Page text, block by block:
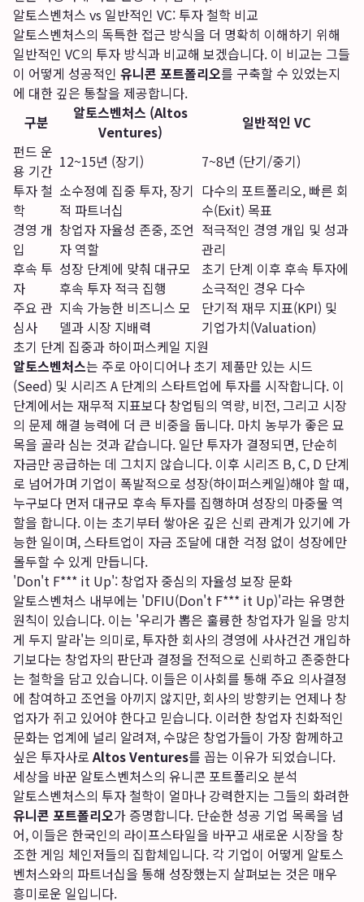
알토스벤처스 vs 일반적인 VC: 투자 철학 비교
알토스벤처스의 독특한 접근 방식을 더 명확히 이해하기 위해
일반적인 VC의 투자 방식과 비교해 보겠습니다. 이 비교는 그들
이 어떻게 성공적인 유니콘 포트폴리오를 구축할 수 있었는지
에 대한 깊은 통찰을 제공합니다.
구분
알토스벤처스 (Altos
Ventures)
일반적인 VC
펀드 운
용 기간 12~15년 (장기)
7~8년 (단기/중기)
투자 철
학
소수정예 집중 투자, 장기
적 파트너십
다수의 포트폴리오, 빠른 회
수(Exit) 목표
경영 개
입
창업자 자율성 존중, 조언
자 역할
적극적인 경영 개입 및 성과
관리
후속 투
자
성장 단계에 맞춰 대규모
후속 투자 적극 집행
초기 단계 이후 후속 투자에
소극적인 경우 다수
주요 관
심사
지속 가능한 비즈니스 모
델과 시장 지배력
단기적 재무 지표(KPI) 및
기업가치(Valuation)
초기 단계 집중과 하이퍼스케일 지원
알토스벤처스는 주로 아이디어나 초기 제품만 있는 시드
(Seed) 및 시리즈 A 단계의 스타트업에 투자를 시작합니다. 이
단계에서는 재무적 지표보다 창업팀의 역량, 비전, 그리고 시장
의 문제 해결 능력에 더 큰 비중을 둡니다. 마치 농부가 좋은 묘
목을 골라 심는 것과 같습니다. 일단 투자가 결정되면, 단순히
자금만 공급하는 데 그치지 않습니다. 이후 시리즈 B, C, D 단계
로 넘어가며 기업이 폭발적으로 성장(하이퍼스케일)해야 할 때,
누구보다 먼저 대규모 후속 투자를 집행하며 성장의 마중물 역
할을 합니다. 이는 초기부터 쌓아온 깊은 신뢰 관계가 있기에 가
능한 일이며, 스타트업이 자금 조달에 대한 걱정 없이 성장에만
몰두할 수 있게 만듭니다.
'Don't F*** it Up': 창업자 중심의 자율성 보장 문화
알토스벤처스 내부에는 'DFIU(Don't F*** it Up)'라는 유명한
원칙이 있습니다. 이는 '우리가 뽑은 훌륭한 창업자가 일을 망치
게 두지 말라'는 의미로, 투자한 회사의 경영에 사사건건 개입하
기보다는 창업자의 판단과 결정을 전적으로 신뢰하고 존중한다
는 철학을 담고 있습니다. 이들은 이사회를 통해 주요 의사결정
에 참여하고 조언을 아끼지 않지만, 회사의 방향키는 언제나 창
업자가 쥐고 있어야 한다고 믿습니다. 이러한 창업자 친화적인
문화는 업계에 널리 알려져, 수많은 창업가들이 가장 함께하고
싶은 투자사로Altos Ventures를 꼽는 이유가 되었습니다.
세상을 바꾼 알토스벤처스의 유니콘 포트폴리오 분석
알토스벤처스의 투자 철학이 얼마나 강력한지는 그들의 화려한
유니콘 포트폴리오가 증명합니다. 단순한 성공 기업 목록을 넘
어, 이들은 한국인의 라이프스타일을 바꾸고 새로운 시장을 창
조한 게임 체인저들의 집합체입니다. 각 기업이 어떻게 알토스
벤처스와의 파트너십을 통해 성장했는지 살펴보는 것은 매우
흥미로운 일입니다.